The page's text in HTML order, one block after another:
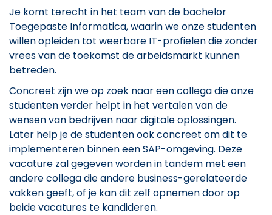
Je komt terecht in het team van de bachelor
Toegepaste Informatica, waarin we onze studenten
willen opleiden tot weerbare IT-profielen die zonder
vrees van de toekomst de arbeidsmarkt kunnen
betreden.
Concreet zijn we op zoek naar een collega die onze
studenten verder helpt in het vertalen van de
wensen van bedrijven naar digitale oplossingen.
Later help je de studenten ook concreet om dit te
implementeren binnen een SAP-omgeving. Deze
vacature zal gegeven worden in tandem met een
andere collega die andere business-gerelateerde
vakken geeft, of je kan dit zelf opnemen door op
beide vacatures te kandideren.